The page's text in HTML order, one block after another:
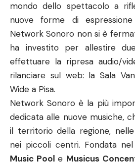
mondo dello spettacolo a
nuove forme di
Network Sonoro non si è
ha investito per allestire
effettuare la ripresa audio/
rilanciare sul web: la Sala
Wide a Pisa.
Network Sonoro è la più
dedicata alle nuove musiche,
il territorio della regione,
nei piccoli centri. Fondata
Music Poole Musicus